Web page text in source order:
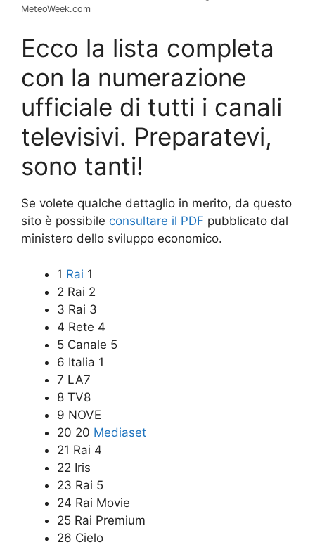
MeteoWeek.com
Ecco la lista completa
con la numerazione
ufficiale di tutti i canali
televisivi. Preparatevi,
sono tanti!
Se volete qualche dettaglio in merito, da questo
sito è possibile consultare il PDF pubblicato dal
ministero dello sviluppo economico.
1 Rai 1
2 Rai 2
3 Rai 3
4 Rete 4
5 Canale 5
6 Italia 1
7 LA7
8 TV8
9 NOVE
20 20 Mediaset
21 Rai 4
22 Iris
23 Rai 5
24 Rai Movie
25 Rai Premium
26 Cielo